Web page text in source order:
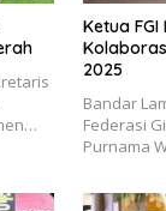
Ketua
2025
Bandar
Federasi
Purnama